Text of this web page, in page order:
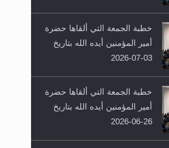
خطبة الجمعة التي ألقاها حضرة
أمير المؤمنين أيده الله بتاريخ
03-07-2026
خطبة الجمعة التي ألقاها حضرة
أمير المؤمنين أيده الله بتاريخ
26-06-2026